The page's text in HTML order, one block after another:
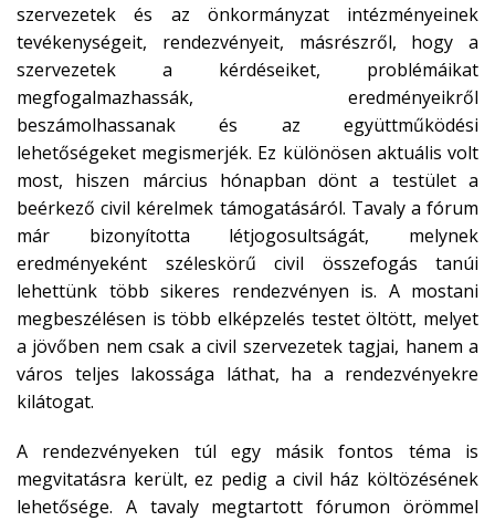
szervezetek és az önkormányzat intézményeinek
tevékenységeit, rendezvényeit, másrészről, hogy a
szervezetek a kérdéseiket, problémáikat
megfogalmazhassák, eredményeikről
beszámolhassanak és az együttműködési
lehetőségeket megismerjék. Ez különösen aktuális volt
most, hiszen március hónapban dönt a testület a
beérkező civil kérelmek támogatásáról. Tavaly a fórum
már bizonyította létjogosultságát, melynek
eredményeként széleskörű civil összefogás tanúi
lehettünk több sikeres rendezvényen is. A mostani
megbeszélésen is több elképzelés testet öltött, melyet
a jövőben nem csak a civil szervezetek tagjai, hanem a
város teljes lakossága láthat, ha a rendezvényekre
kilátogat.
A rendezvényeken túl egy másik fontos téma is
megvitatásra került, ez pedig a civil ház költözésének
lehetősége. A tavaly megtartott fórumon örömmel